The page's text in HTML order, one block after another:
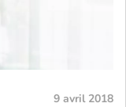
9 avril 2018